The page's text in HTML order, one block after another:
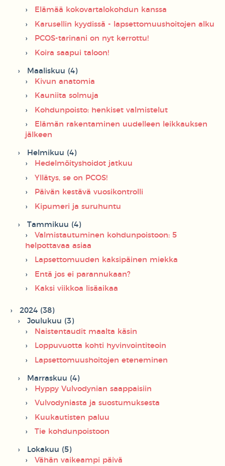
Elämää kokovartalokohdun kanssa
Karusellin kyydissä - lapsettomuushoitojen alku
PCOS-tarinani on nyt kerrottu!
Koira saapui taloon!
Maaliskuu (4)
Kivun anatomia
Kauniita solmuja
Kohdunpoisto: henkiset valmistelut
Elämän rakentaminen uudelleen leikkauksen
jälkeen
Helmikuu (4)
Hedelmöityshoidot jatkuu
Yllätys, se on PCOS!
Päivän kestävä vuosikontrolli
Kipumeri ja suruhuntu
Tammikuu (4)
Valmistautuminen kohdunpoistoon: 5
helpottavaa asiaa
Lapsettomuuden kaksipäinen miekka
Entä jos ei parannukaan?
Kaksi viikkoa lisäaikaa
2024 (38)
Joulukuu (3)
Naistentaudit maalta käsin
Loppuvuotta kohti hyvinvointiteoin
Lapsettomuushoitojen eteneminen
Marraskuu (4)
Hyppy Vulvodynian saappaisiin
Vulvodyniasta ja suostumuksesta
Kuukautisten paluu
Tie kohdunpoistoon
Lokakuu (5)
Vähän vaikeampi päivä